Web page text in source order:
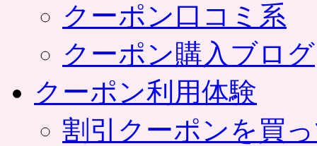
クーポン口コミ系
クーポン購入ブログ
クーポン利用体験
割引クーポンを買